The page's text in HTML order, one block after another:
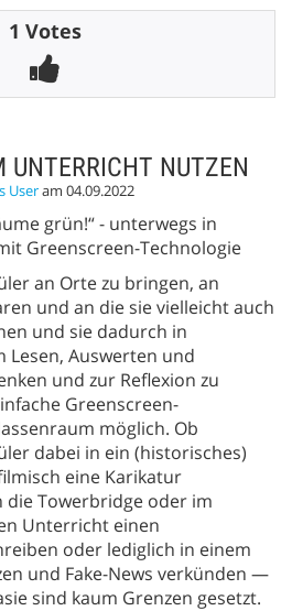
1 Votes
UNTERRICHT NUTZEN
Useram 04.09.2022
grün!“ - unterwegs in
Greenscreen-Technologie
an Orte zu bringen, an
und an die sie vielleicht auch
und sie dadurch in
Lesen, Auswerten und
und zur Reflexion zu
Greenscreen-
möglich. Ob
dabei in ein (historisches)
eine Karikatur
die Towerbridge oder im
Unterricht einen
oder lediglich in einem
und Fake-News verkünden —
sind kaum Grenzen gesetzt.